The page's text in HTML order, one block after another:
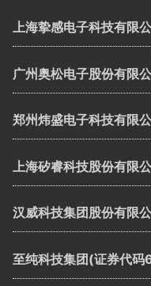
上海挚感电子科技有限
广州奥松电子股份有限
郑州炜盛电子科技有限
上海矽睿科技股份有限
汉威科技集团股份有限
至纯科技集团(证券代